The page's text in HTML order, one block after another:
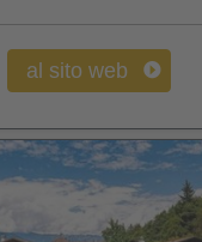
al sito web